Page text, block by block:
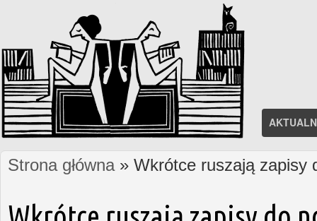
Jesteś tutaj
Strona główna» Wkrótce ruszają zapisy